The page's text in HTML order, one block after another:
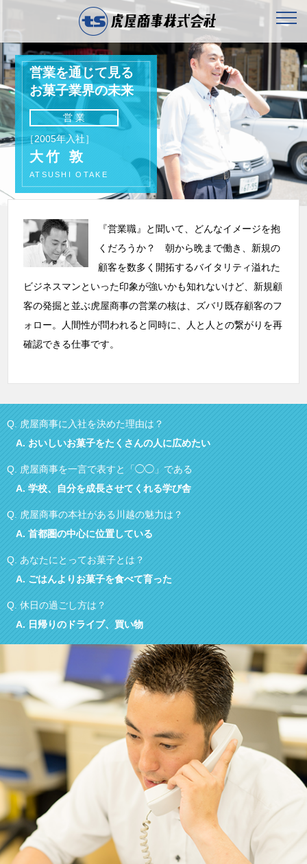
営業を通じて見る
お菓子業界の未来
営業
［2005年入社］
大竹 敦
ATSUSHI OTAKE
『営業職』と聞いて、どんなイメージを抱
くだろうか？ 朝から晩まで働き、新規の
顧客を数多く開拓するバイタリティ溢れた
ビジネスマンといった印象が強いかも知れないけど、新規顧
客の発掘と並ぶ虎屋商事の営業の核は、ズバリ既存顧客のフ
ォロー。人間性が問われると同時に、人と人との繋がりを再
確認できる仕事です。
Q.
虎屋商事に入社を決めた理由は？
A. おいしいお菓子をたくさんの人に広めたい
Q.
虎屋商事を一言で表すと「◯◯」である
A. 学校、自分を成長させてくれる学び舎
Q.
虎屋商事の本社がある川越の魅力は？
A. 首都圏の中心に位置している
Q. あなたにとってお菓子とは？
A. ごはんよりお菓子を食べて育った
Q. 休日の過ごし方は？
A. 日帰りのドライブ、買い物